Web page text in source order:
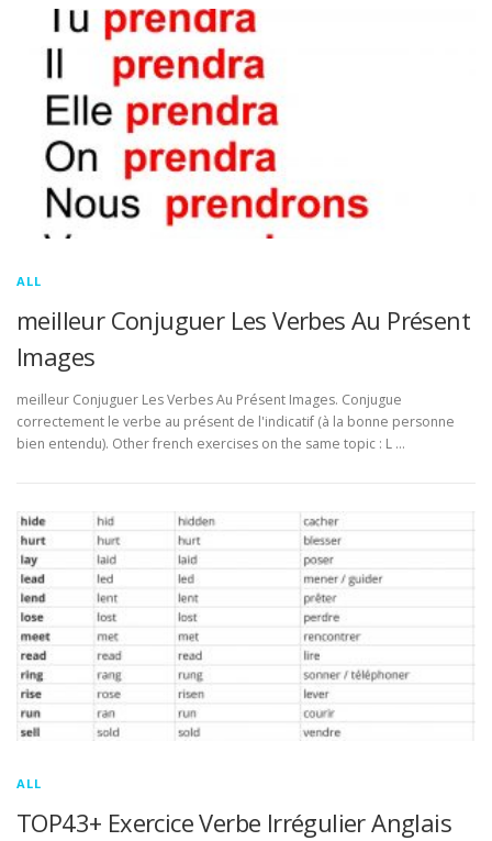
ALL
meilleur Conjuguer Les Verbes Au Présent
Images
meilleur Conjuguer Les Verbes Au Présent Images. Conjugue
correctement le verbe au présent de l'indicatif (à la bonne personne
bien entendu). Other french exercises on the same topic : L …
ALL
TOP43+ Exercice Verbe Irrégulier Anglais